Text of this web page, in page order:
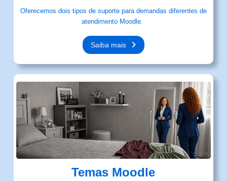
Oferecemos dois tipos de suporte para demandas diferentes de
atendimento Moodle.
Saiba mais
Temas Moodle